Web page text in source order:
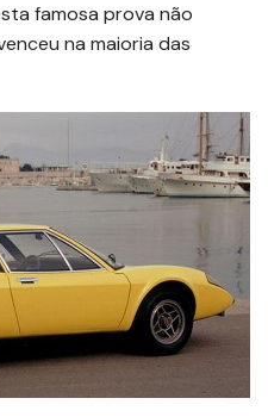
famosa prova não
na maioria das